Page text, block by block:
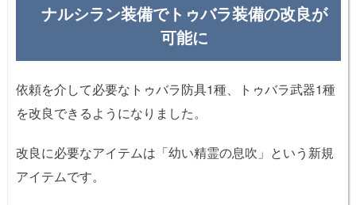
ナルシラン装備でトゥバラ装備の改良が
可能に
依頼を介して必要なトゥバラ防具1種、トゥバラ武器1種
を改良できるようになりました。
改良に必要なアイテムは「幼い精霊の息吹」という新規
アイテムです。